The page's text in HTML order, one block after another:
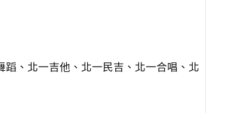
、北一吉他、北一民吉、北一合唱、北